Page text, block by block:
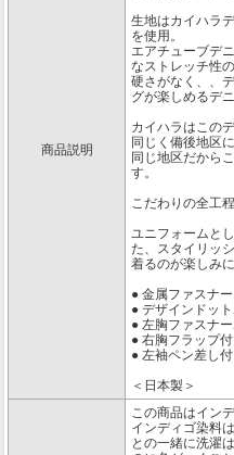
商品説明
生地はカイハラ
を使用。
エアチューブデ
なストレッチ性
硬さがなく、、
グが楽しめるデニ
カイハラはこの
同じく備後地区
同じ地区だから
す。
こだわりの全工
ユニフォームと
た、スタイリッ
着るのが楽しみ
● 金属ファスナ
● デザインドッ
● 左胸ファスナ
● 右胸フラップ
● 左袖ペン差し付
＜日本製＞
この商品はイン
インディゴ染料
との一緒に洗濯